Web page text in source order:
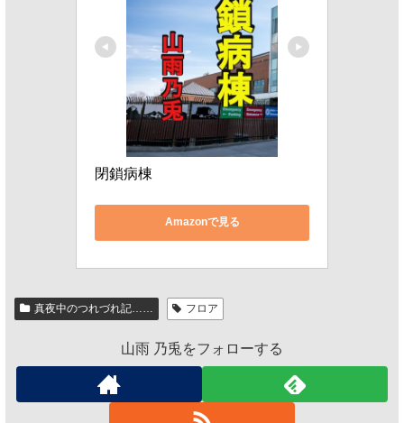
閉鎖病棟
Amazonで見る
真夜中のつれづれ記…… フロア
山雨 乃兎をフォローする